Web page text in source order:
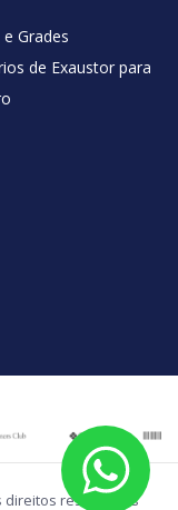
Grades
de Exaustor para
direitos reservados